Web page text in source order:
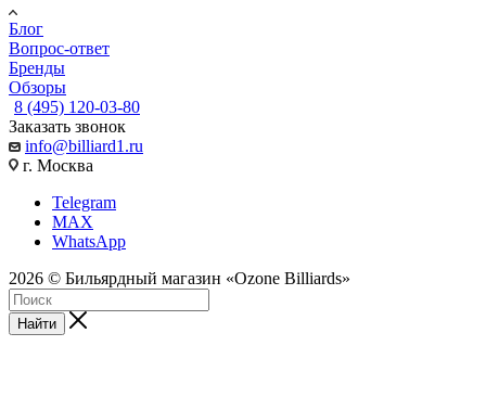
Блог
Вопрос-ответ
Бренды
Обзоры
8 (495) 120-03-80
Заказать звонок
info@billiard1.ru
г. Москва
Telegram
MAX
WhatsApp
2026 © Бильярдный магазин «Ozone Billiards»
Найти